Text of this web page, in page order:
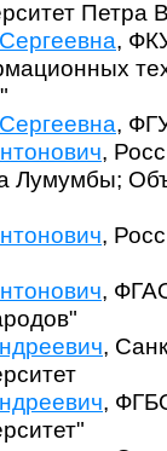
Петра
,
,
,
Лумумбы;
,
,
,
,